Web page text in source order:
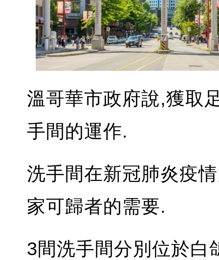
溫哥華市政府說,獲取
手間的運作.
洗手間在新冠肺炎疫
家可歸者的需要.
3間洗手間分別位於